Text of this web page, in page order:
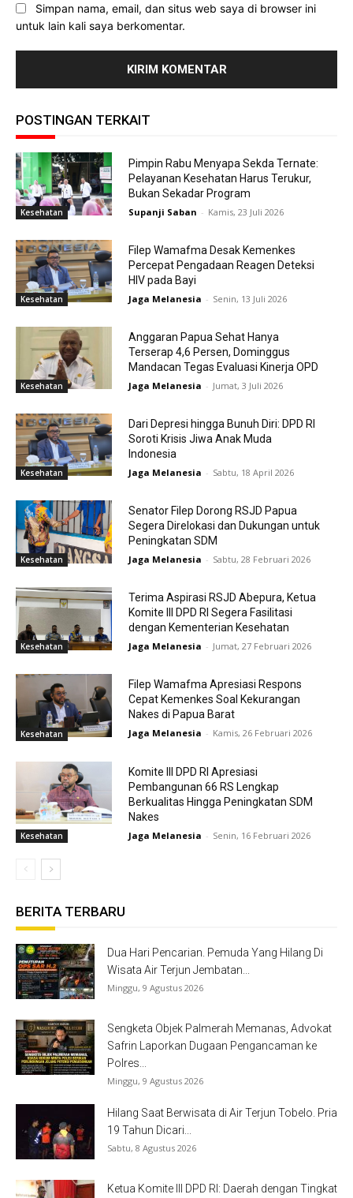
Simpan nama, email, dan situs web saya di browser ini
untuk lain kali saya berkomentar.
POSTINGAN TERKAIT
Kesehatan
Pimpin Rabu Menyapa Sekda Ternate:
Pelayanan Kesehatan Harus Terukur,
Bukan Sekadar Program
Supanji Saban - Kamis, 23 Juli 2026
Kesehatan
Filep Wamafma Desak Kemenkes
Percepat Pengadaan Reagen Deteksi
HIV pada Bayi
Jaga Melanesia - Senin, 13 Juli 2026
Kesehatan
Anggaran Papua Sehat Hanya
Terserap 4,6 Persen, Dominggus
Mandacan Tegas Evaluasi Kinerja OPD
Jaga Melanesia - Jumat, 3 Juli 2026
Kesehatan
Dari Depresi hingga Bunuh Diri: DPD RI
Soroti Krisis Jiwa Anak Muda
Indonesia
Jaga Melanesia - Sabtu, 18 April 2026
Kesehatan
Senator Filep Dorong RSJD Papua
Segera Direlokasi dan Dukungan untuk
Peningkatan SDM
Jaga Melanesia - Sabtu, 28 Februari 2026
Kesehatan
Terima Aspirasi RSJD Abepura, Ketua
Komite III DPD RI Segera Fasilitasi
dengan Kementerian Kesehatan
Jaga Melanesia - Jumat, 27 Februari 2026
Kesehatan
Filep Wamafma Apresiasi Respons
Cepat Kemenkes Soal Kekurangan
Nakes di Papua Barat
Jaga Melanesia - Kamis, 26 Februari 2026
Kesehatan
Komite III DPD RI Apresiasi
Pembangunan 66 RS Lengkap
Berkualitas Hingga Peningkatan SDM
Nakes
Jaga Melanesia - Senin, 16 Februari 2026
BERITA TERBARU
Dua Hari Pencarian. Pemuda Yang Hilang Di
Wisata Air Terjun Jembatan...
Minggu, 9 Agustus 2026
Sengketa Objek Palmerah Memanas, Advokat
Safrin Laporkan Dugaan Pengancaman ke
Polres...
Minggu, 9 Agustus 2026
Hilang Saat Berwisata di Air Terjun Tobelo. Pria
19 Tahun Dicari...
Sabtu, 8 Agustus 2026
Ketua Komite III DPD RI: Daerah dengan Tingkat